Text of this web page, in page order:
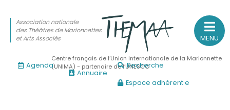
MENU
Association nationale
des Théâtres de Marionnettes
et Arts Associés
Centre français de l’Union Internationale de la Marionnette
(UNIMA) - partenaire de l’UNESCO
Agenda
Annuaire
Recherche
Espace adhérent·e